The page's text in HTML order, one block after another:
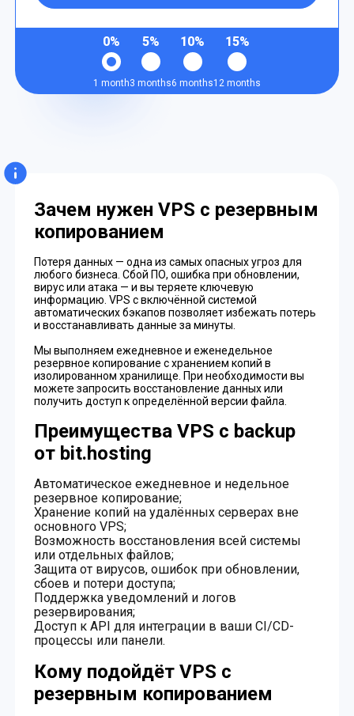
0%
1 month
5%
3 months
10%
6 months
15%
12 months
Зачем нужен VPS с резервным
копированием
Потеря данных — одна из самых опасных угроз для
любого бизнеса. Сбой ПО, ошибка при обновлении,
вирус или атака — и вы теряете ключевую
информацию. VPS с включённой системой
автоматических бэкапов позволяет избежать потерь
и восстанавливать данные за минуты.
Мы выполняем ежедневное и еженедельное
резервное копирование с хранением копий в
изолированном хранилище. При необходимости вы
можете запросить восстановление данных или
получить доступ к определённой версии файла.
Преимущества VPS с backup
от bit.hosting
Автоматическое ежедневное и недельное
резервное копирование;
Хранение копий на удалённых серверах вне
основного VPS;
Возможность восстановления всей системы
или отдельных файлов;
Защита от вирусов, ошибок при обновлении,
сбоев и потери доступа;
Поддержка уведомлений и логов
резервирования;
Доступ к API для интеграции в ваши CI/CD-
процессы или панели.
Кому подойдёт VPS с
резервным копированием